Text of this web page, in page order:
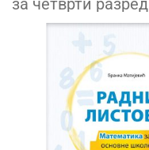
за четврти разред